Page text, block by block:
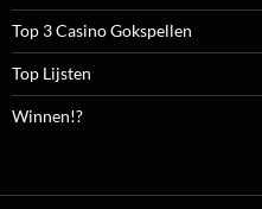
Top 3 Casino Gokspellen
Top Lijsten
Winnen!?